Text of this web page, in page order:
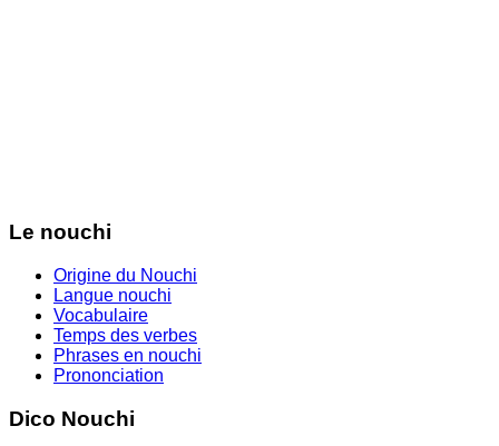
Le nouchi
Origine du Nouchi
Langue nouchi
Vocabulaire
Temps des verbes
Phrases en nouchi
Prononciation
Dico Nouchi